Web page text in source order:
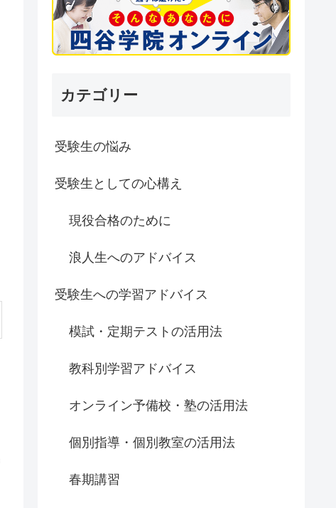
カテゴリー
受験生の悩み
受験生としての心構え
現役合格のために
浪人生へのアドバイス
受験生への学習アドバイス
模試・定期テストの活用法
教科別学習アドバイス
オンライン予備校・塾の活用法
個別指導・個別教室の活用法
春期講習